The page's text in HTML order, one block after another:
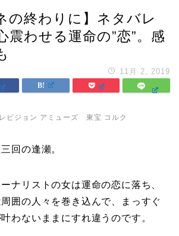
の終わりに】ネタバレ
震わせる運命の”恋”。感
11月 2, 2019
ビジョン アミューズ 東宝 コルク
回の逢瀬。
ナリストの女は運命の恋に落ち、
囲の人々を巻き込んで、まっすぐ
わないままにすれ違うのです。